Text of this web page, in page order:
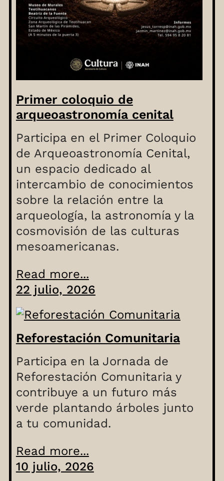
Primer coloquio de
arqueoastronomía cenital
Participa en el Primer Coloquio
de Arqueoastronomía Cenital,
un espacio dedicado al
intercambio de conocimientos
sobre la relación entre la
arqueología, la astronomía y la
cosmovisión de las culturas
mesoamericanas.
Read more...
22 julio, 2026
Reforestación Comunitaria
Participa en la Jornada de
Reforestación Comunitaria y
contribuye a un futuro más
verde plantando árboles junto
a tu comunidad.
Read more...
10 julio, 2026